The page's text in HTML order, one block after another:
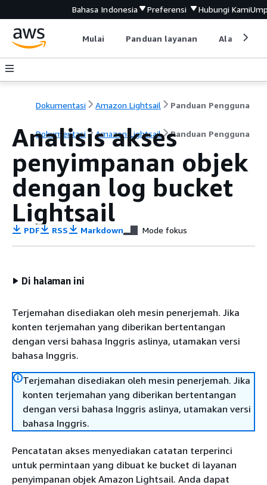
Bahasa Indonesia Preferensi Hubungi Kami
Mulai Panduan layanan Alat
Dokumentasi Amazon Lightsail Panduan Pengguna
Dokumentasi Amazon Lightsail Panduan Pengguna
Analisis akses
penyimpanan objek
dengan log bucket
Lightsail
PDF RSS Markdown Mode fokus
Di halaman ini
Terjemahan disediakan oleh mesin penerjemah. Jika
konten terjemahan yang diberikan bertentangan
dengan versi bahasa Inggris aslinya, utamakan versi
bahasa Inggris.
Terjemahan disediakan oleh mesin penerjemah. Jika
konten terjemahan yang diberikan bertentangan
dengan versi bahasa Inggris aslinya, utamakan versi
bahasa Inggris.
Pencatatan akses menyediakan catatan terperinci
untuk permintaan yang dibuat ke bucket di layanan
penyimpanan objek Amazon Lightsail. Anda dapat